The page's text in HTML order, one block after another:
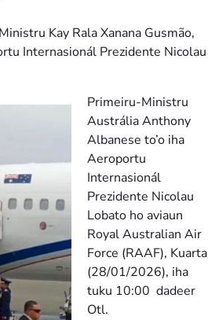
Kay Rala Xanana Gusmão,
Internasionál Prezidente Nicolau
Primeiru-Ministru
Austrália Anthony
Albanese to’o iha
Aeroportu
Internasionál
Prezidente Nicolau
Lobato ho aviaun
Royal Australian Air
Force (RAAF), Kuarta
(28/01/2026), iha
tuku 10:00 dadeer
Otl.